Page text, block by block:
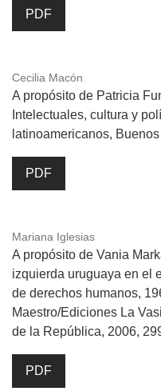
PDF
Cecilia Macón
A propósito de Patricia
Intelectuales, cultura y
latinoamericanos,
PDF
Mariana Iglesias
A propósito de Vania
izquierda uruguaya en el
de derechos humanos,
Maestro/Ediciones La
de la República, 2006,
PDF